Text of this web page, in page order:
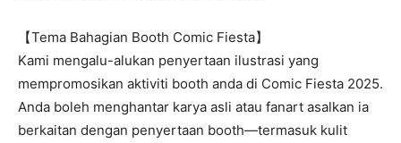
【Tema Bahagian Booth Comic Fiesta】
Kami mengalu-alukan penyertaan ilustrasi yang
mempromosikan aktiviti booth anda di Comic Fiesta 2025.
Anda boleh menghantar karya asli atau fanart asalkan ia
berkaitan dengan penyertaan booth—termasuk kulit